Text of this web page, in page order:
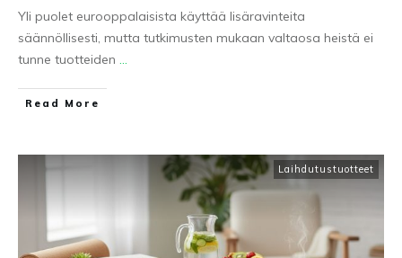
Yli puolet eurooppalaisista käyttää lisäravinteita
säännöllisesti, mutta tutkimusten mukaan valtaosa heistä ei
tunne tuotteiden ...
Read More
Laihdutustuotteet